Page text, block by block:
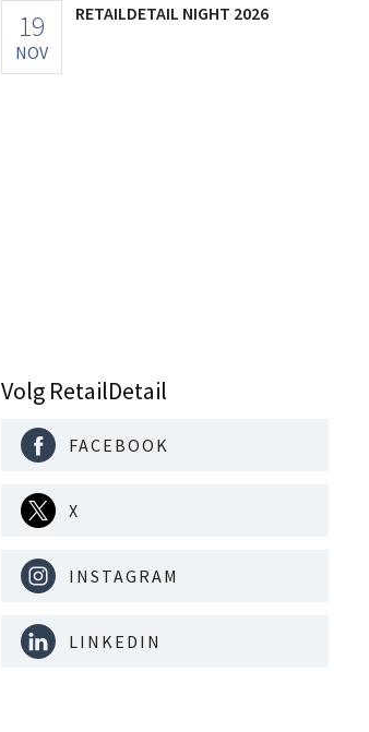
19
NOV
RETAILDETAIL NIGHT 2026
Volg RetailDetail
FACEBOOK
X
INSTAGRAM
LINKEDIN